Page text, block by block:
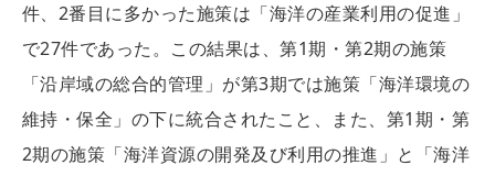
件、2番目に多かった施策は「海洋の産業利用の促進」
で27件であった。この結果は、第1期・第2期の施策
「沿岸域の総合的管理」が第3期では施策「海洋環境の
維持・保全」の下に統合されたこと、また、第1期・第
2期の施策「海洋資源の開発及び利用の推進」と「海洋